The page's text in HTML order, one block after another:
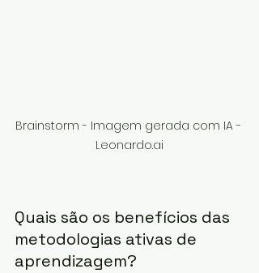
Brainstorm - Imagem gerada com IA -
Leonardo.ai
Quais são os benefícios das
metodologias ativas de
aprendizagem?